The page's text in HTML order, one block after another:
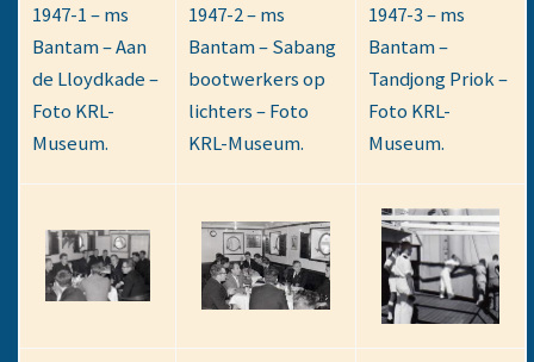
1947-1 – ms
Bantam – Aan
de Lloydkade –
Foto KRL-
Museum.
1947-2 – ms
Bantam – Sabang
bootwerkers op
lichters – Foto
KRL-Museum.
1947-3 – ms
Bantam –
Tandjong Priok –
Foto KRL-
Museum.